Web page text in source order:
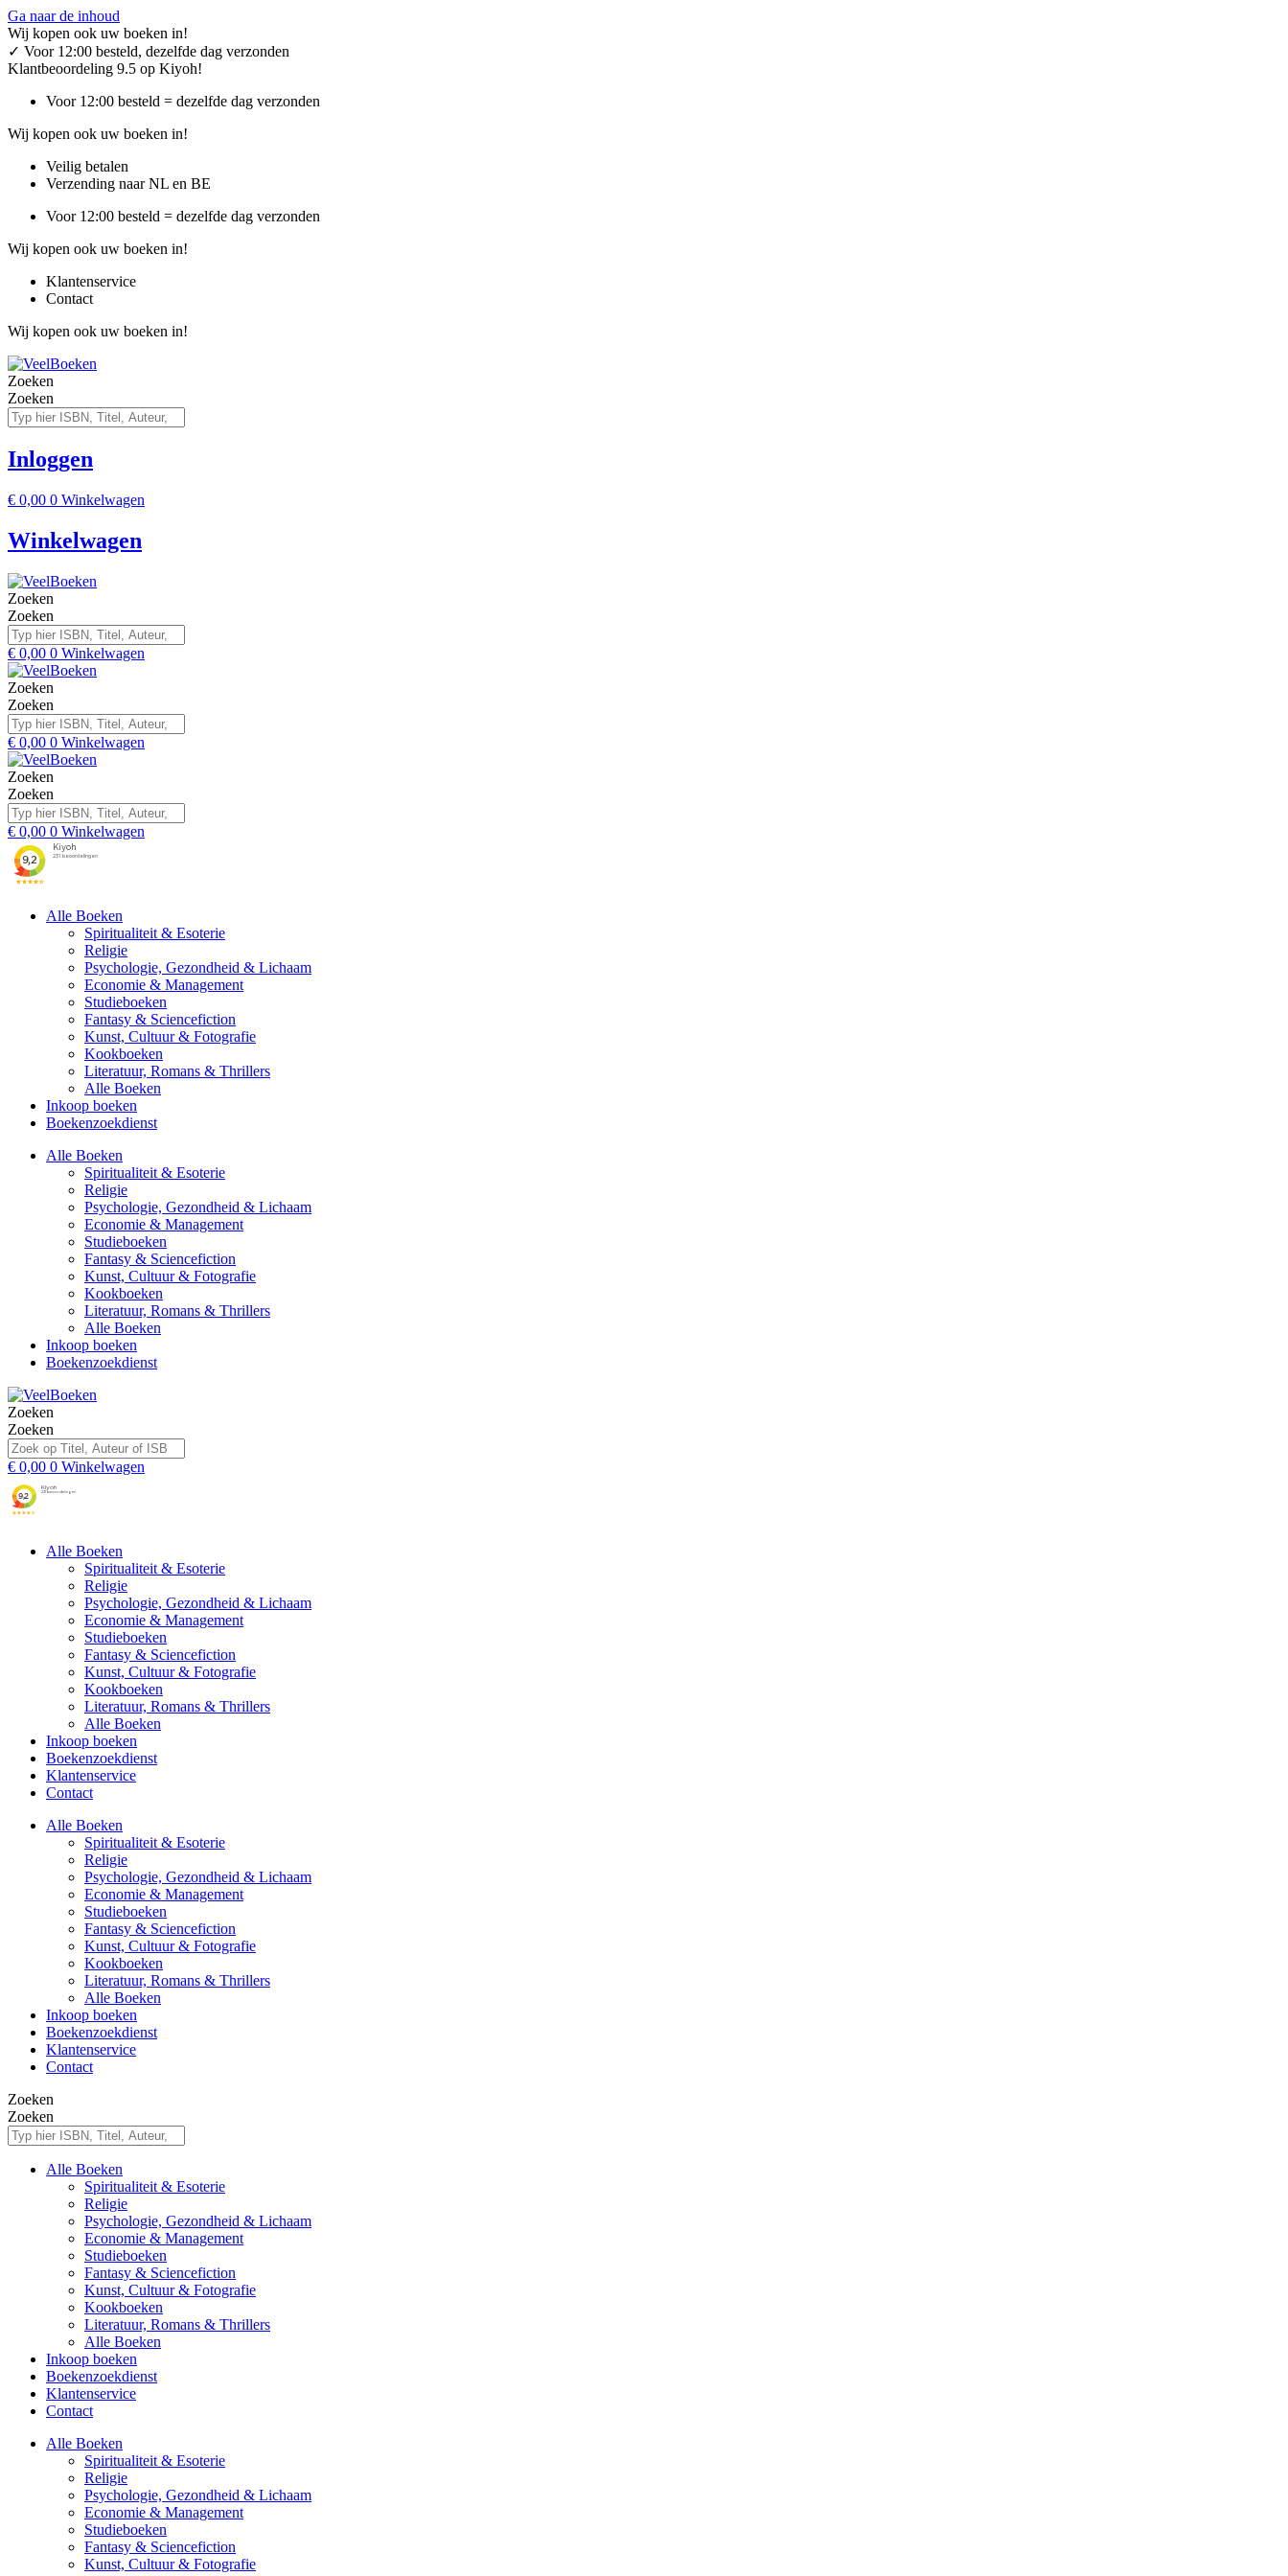
Ga naar de inhoud
Wij kopen ook uw boeken in!
✓ Voor 12:00 besteld, dezelfde dag verzonden
Klantbeoordeling 9.5 op Kiyoh!
Voor 12:00 besteld = dezelfde dag verzonden
Wij kopen ook uw boeken in!
Veilig betalen
Verzending naar NL en BE
Voor 12:00 besteld = dezelfde dag verzonden
Wij kopen ook uw boeken in!
Klantenservice
Contact
Wij kopen ook uw boeken in!
Zoeken
Zoeken
Inloggen
€ 0,00 0 Winkelwagen
Winkelwagen
Zoeken
Zoeken
€ 0,00 0 Winkelwagen
Zoeken
Zoeken
€ 0,00 0 Winkelwagen
Zoeken
Zoeken
€ 0,00 0 Winkelwagen
Alle Boeken
Spiritualiteit & Esoterie
Religie
Psychologie, Gezondheid & Lichaam
Economie & Management
Studieboeken
Fantasy & Sciencefiction
Kunst, Cultuur & Fotografie
Kookboeken
Literatuur, Romans & Thrillers
Alle Boeken
Inkoop boeken
Boekenzoekdienst
Alle Boeken
Spiritualiteit & Esoterie
Religie
Psychologie, Gezondheid & Lichaam
Economie & Management
Studieboeken
Fantasy & Sciencefiction
Kunst, Cultuur & Fotografie
Kookboeken
Literatuur, Romans & Thrillers
Alle Boeken
Inkoop boeken
Boekenzoekdienst
Zoeken
Zoeken
€ 0,00 0 Winkelwagen
Alle Boeken
Spiritualiteit & Esoterie
Religie
Psychologie, Gezondheid & Lichaam
Economie & Management
Studieboeken
Fantasy & Sciencefiction
Kunst, Cultuur & Fotografie
Kookboeken
Literatuur, Romans & Thrillers
Alle Boeken
Inkoop boeken
Boekenzoekdienst
Klantenservice
Contact
Alle Boeken
Spiritualiteit & Esoterie
Religie
Psychologie, Gezondheid & Lichaam
Economie & Management
Studieboeken
Fantasy & Sciencefiction
Kunst, Cultuur & Fotografie
Kookboeken
Literatuur, Romans & Thrillers
Alle Boeken
Inkoop boeken
Boekenzoekdienst
Klantenservice
Contact
Zoeken
Zoeken
Alle Boeken
Spiritualiteit & Esoterie
Religie
Psychologie, Gezondheid & Lichaam
Economie & Management
Studieboeken
Fantasy & Sciencefiction
Kunst, Cultuur & Fotografie
Kookboeken
Literatuur, Romans & Thrillers
Alle Boeken
Inkoop boeken
Boekenzoekdienst
Klantenservice
Contact
Alle Boeken
Spiritualiteit & Esoterie
Religie
Psychologie, Gezondheid & Lichaam
Economie & Management
Studieboeken
Fantasy & Sciencefiction
Kunst, Cultuur & Fotografie